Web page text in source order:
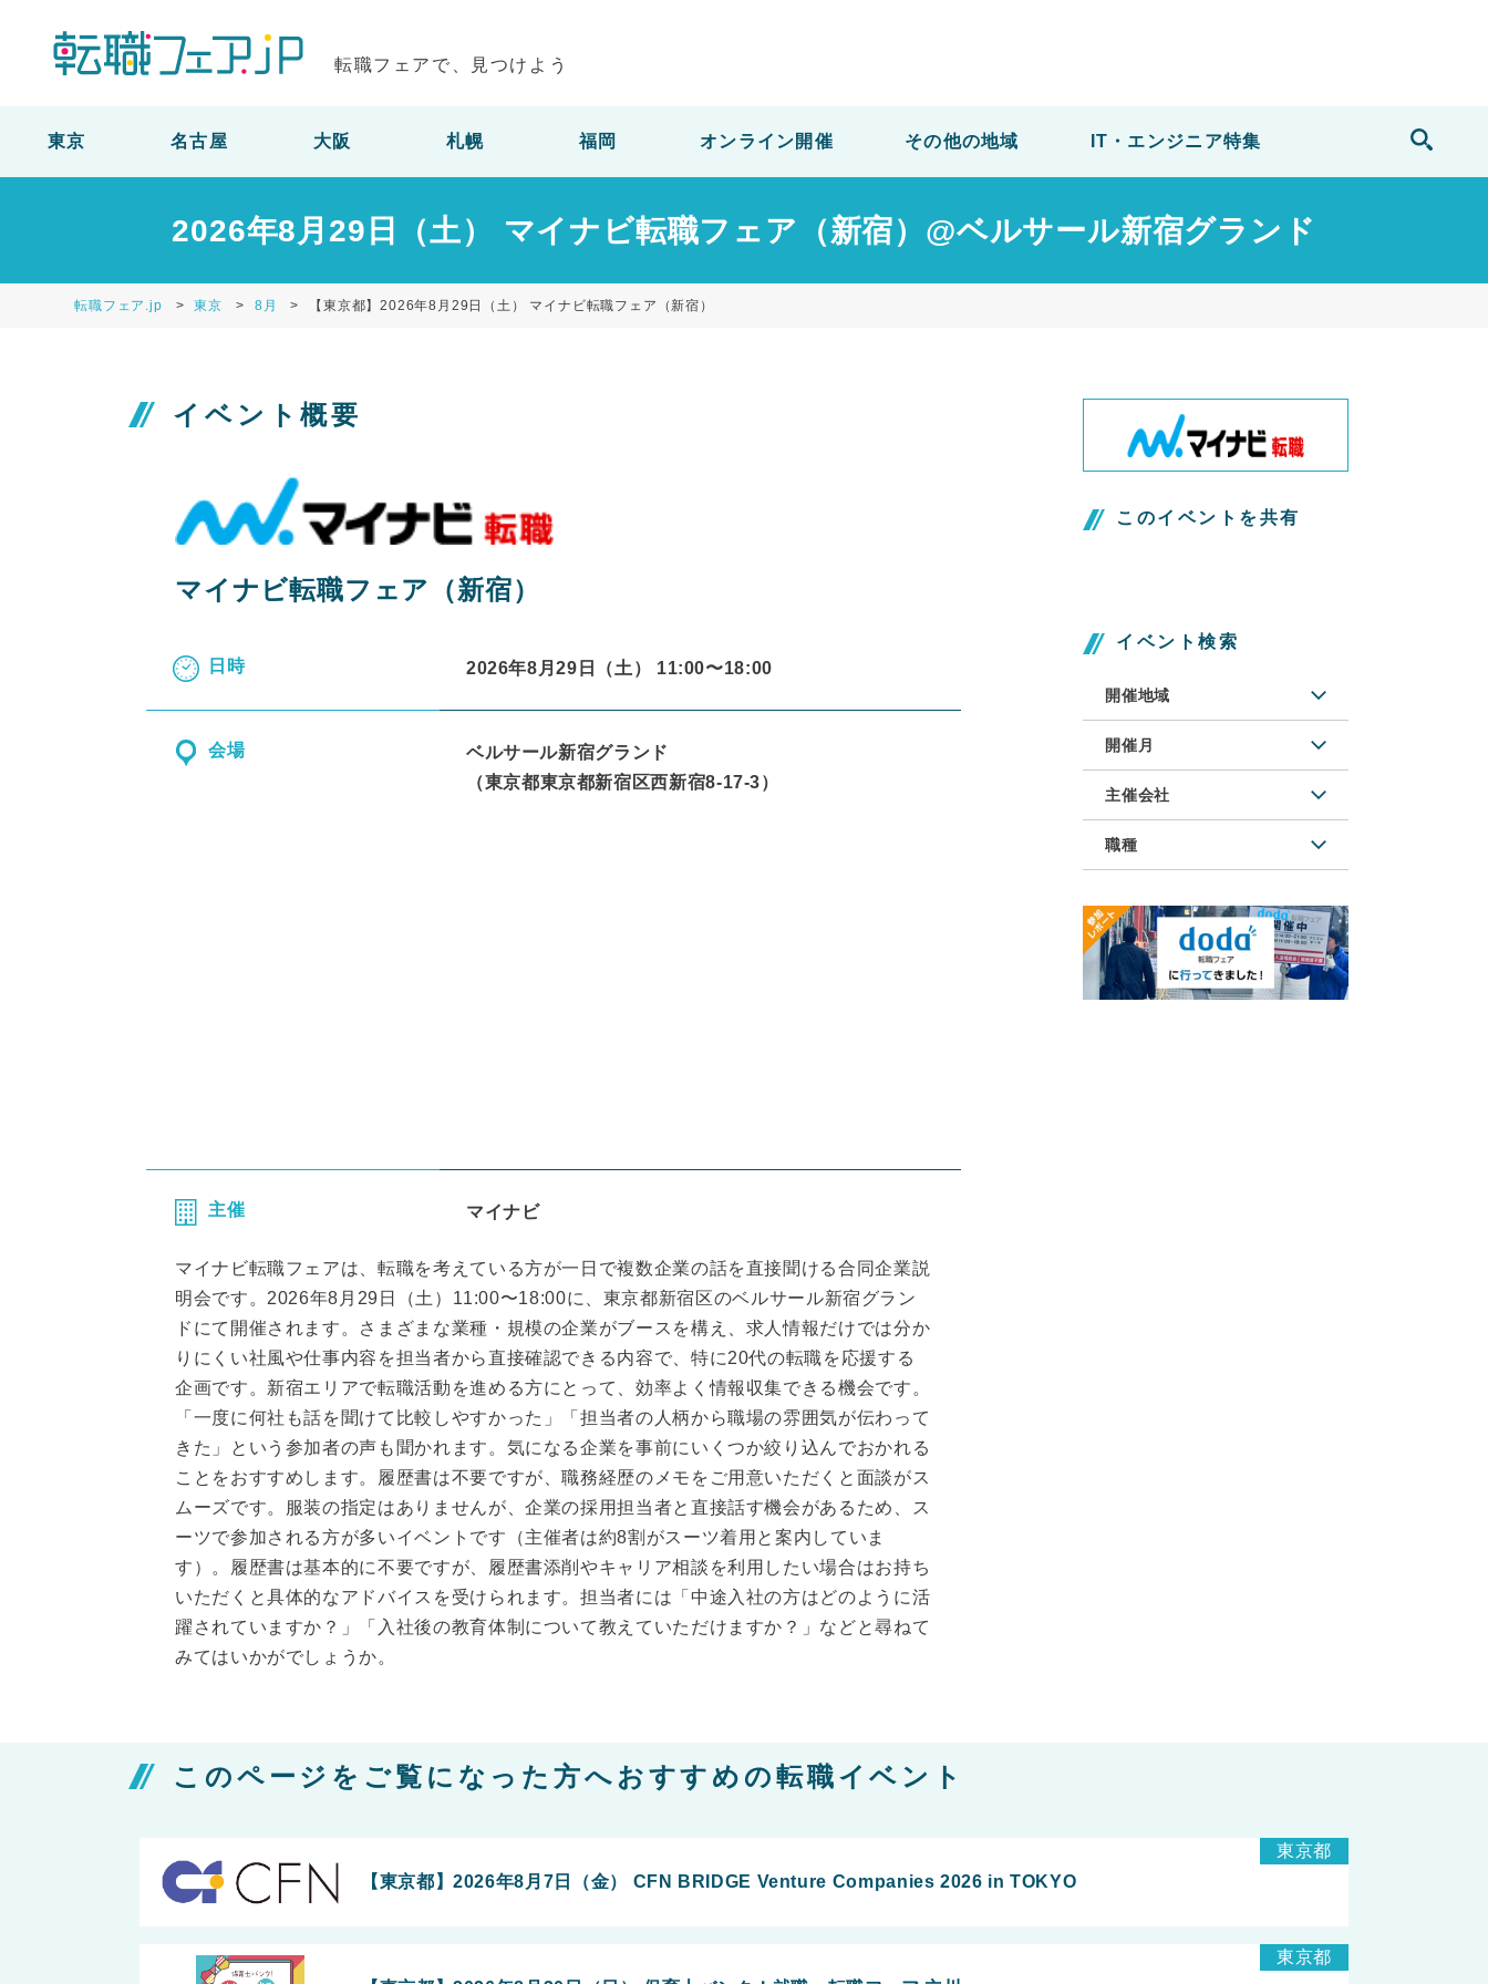
転職フェアで、見つけよう
東京 名古屋 大阪 札幌 福岡 オンライン開催 その他の地域 IT・エンジニア特集
2026年8月29日（土） マイナビ転職フェア（新宿）@ベルサール新宿グランド
転職フェア.jp 東京 8月 【東京都】2026年8月29日（土） マイナビ転職フェア（新宿）
イベント概要
マイナビ転職フェア（新宿）
日時 2026年8月29日（土） 11:00〜18:00
会場
ベルサール新宿グランド
（東京都東京都新宿区西新宿8-17-3）
主催 マイナビ
マイナビ転職フェアは、転職を考えている方が一日で複数企業の話を直接聞ける合同企業説
明会です。2026年8月29日（土）11:00〜18:00に、東京都新宿区のベルサール新宿グラン
ドにて開催されます。さまざまな業種・規模の企業がブースを構え、求人情報だけでは分か
りにくい社風や仕事内容を担当者から直接確認できる内容で、特に20代の転職を応援する
企画です。新宿エリアで転職活動を進める方にとって、効率よく情報収集できる機会です。
「一度に何社も話を聞けて比較しやすかった」「担当者の人柄から職場の雰囲気が伝わって
きた」という参加者の声も聞かれます。気になる企業を事前にいくつか絞り込んでおかれる
ことをおすすめします。履歴書は不要ですが、職務経歴のメモをご用意いただくと面談がス
ムーズです。服装の指定はありませんが、企業の採用担当者と直接話す機会があるため、ス
ーツで参加される方が多いイベントです（主催者は約8割がスーツ着用と案内していま
す）。履歴書は基本的に不要ですが、履歴書添削やキャリア相談を利用したい場合はお持ち
いただくと具体的なアドバイスを受けられます。担当者には「中途入社の方はどのように活
躍されていますか？」「入社後の教育体制について教えていただけますか？」などと尋ねて
みてはいかがでしょうか。
このイベントを共有
イベント検索
開催地域
開催月
主催会社
職種
このページをご覧になった方へおすすめの転職イベント
【東京都】2026年8月7日（金） CFN BRIDGE Venture Companies 2026 in TOKYO
東京都
東京都